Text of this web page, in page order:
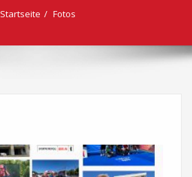
Startseite Fotos